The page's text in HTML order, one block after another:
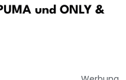
und ONLY &